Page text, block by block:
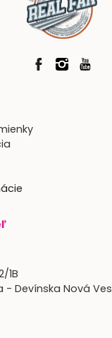
1B
- Devínska Nová Ves